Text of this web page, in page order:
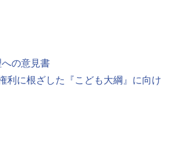
の意見書
利に根ざした『こども大綱』に向け